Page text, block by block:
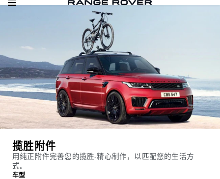
揽胜附件
用纯正附件完善您的揽胜-精心制作，以匹配您的生活方
式。
车型